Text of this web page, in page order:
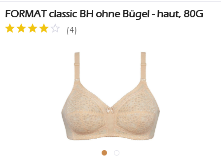
FORMAT classic BH ohne Bügel - haut, 80G
(4)